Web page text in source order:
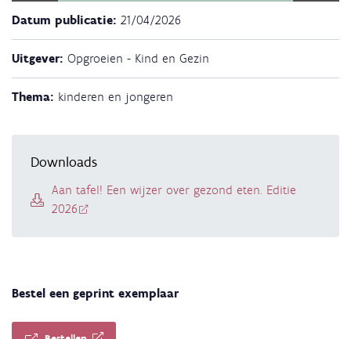
Datum publicatie: 21/04/2026
Uitgever: Opgroeien - Kind en Gezin
Thema: kinderen en jongeren
Downloads
Aan tafel! Een wijzer over gezond eten. Editie
2026
Bestel een geprint exemplaar